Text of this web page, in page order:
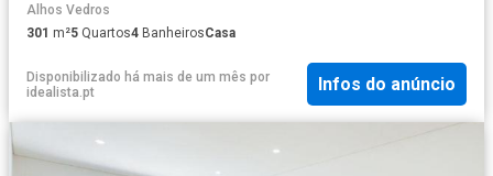
Alhos Vedros
301 m²5 Quartos4 BanheirosCasa
Disponibilizado há mais de um mês por
idealista.pt
Infos do anúncio